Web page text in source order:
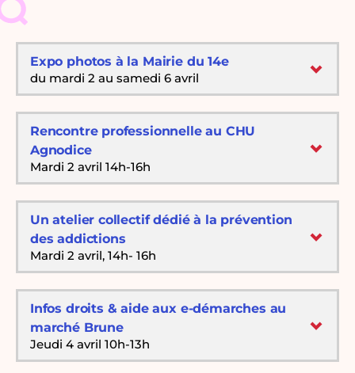
Expo photos à la Mairie du 14e
du mardi 2 au samedi 6 avril
Rencontre professionnelle au CHU
Agnodice
Mardi 2 avril 14h-16h
Un atelier collectif dédié à la prévention
des addictions
Mardi 2 avril, 14h- 16h
Infos droits & aide aux e-démarches au
marché Brune
Jeudi 4 avril 10h-13h